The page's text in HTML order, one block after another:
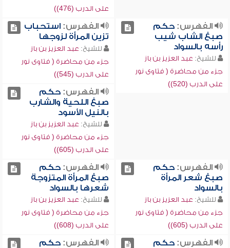
على الدرب (476))
الفهرس:حكم
صبغ الشاب شيب
رأسه بالسواد
للشيخ: عبد العزيز بن باز
جزء من محاضرة ( فتاوى نور
على الدرب (520))
الفهرس:استحباب
تزين المرأة لزوجها
للشيخ: عبد العزيز بن باز
جزء من محاضرة ( فتاوى نور
على الدرب (545))
الفهرس:حكم
صبغ اللحية والشارب
بالنيل الأسود
للشيخ: عبد العزيز بن باز
جزء من محاضرة ( فتاوى نور
على الدرب (605))
الفهرس:حكم
صبغ شعر المرأة
بالسواد
للشيخ: عبد العزيز بن باز
جزء من محاضرة ( فتاوى نور
على الدرب (605))
الفهرس:حكم
صبغ المرأة المتزوجة
شعرها بالسواد
للشيخ: عبد العزيز بن باز
جزء من محاضرة ( فتاوى نور
على الدرب (608))
الفهرس:حكم
الفهرس:حكم